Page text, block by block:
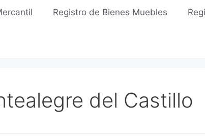
Registro de Bienes Muebles
del Castillo